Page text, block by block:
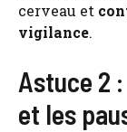
cerveau et
vigilance.
Astuce 2
et les